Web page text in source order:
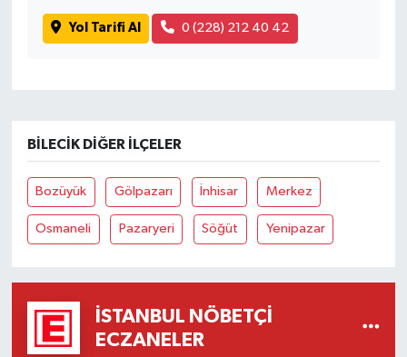
Yol Tarifi Al 0 (228) 212 40 42
BILECIK DIĞER İLÇELER
Bozüyük Gölpazarı İnhisar Merkez
Osmaneli Pazaryeri Söğüt Yenipazar
İSTANBUL NÖBETÇI
ECZANELER